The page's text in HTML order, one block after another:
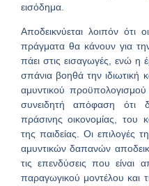
εισόδημα.
Αποδεικνύεται λοιπόν ότι
πράγματα θα κάνουν για
πάει στις εισαγωγές, ενώ η
σπάνια βοηθά την ιδιωτική
αμυντικού προϋπολογισμού
συνειδητή απόφαση ότι
πράσινης οικονομίας, του
της παιδείας. Οι επιλογές
αμυντικών δαπανών
τις επενδύσεις που είναι
παραγωγικού μοντέλου και